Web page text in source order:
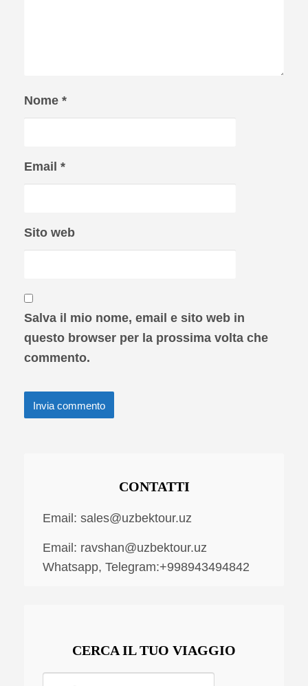
Nome *
Email *
Sito web
Salva il mio nome, email e sito web in
questo browser per la prossima volta che
commento.
CONTATTI
Email: sales@uzbektour.uz
Email: ravshan@uzbektour.uz
Whatsapp, Telegram:+998943494842
CERCA IL TUO VIAGGIO